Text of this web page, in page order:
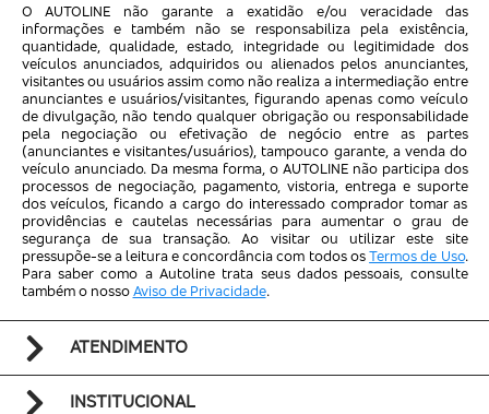
O AUTOLINE não garante a exatidão e/ou veracidade das
informações e também não se responsabiliza pela existência,
quantidade, qualidade, estado, integridade ou legitimidade dos
veículos anunciados, adquiridos ou alienados pelos anunciantes,
visitantes ou usuários assim como não realiza a intermediação entre
anunciantes e usuários/visitantes, figurando apenas como veículo
de divulgação, não tendo qualquer obrigação ou responsabilidade
pela negociação ou efetivação de negócio entre as partes
(anunciantes e visitantes/usuários), tampouco garante, a venda do
veículo anunciado. Da mesma forma, o AUTOLINE não participa dos
processos de negociação, pagamento, vistoria, entrega e suporte
dos veículos, ficando a cargo do interessado comprador tomar as
providências e cautelas necessárias para aumentar o grau de
segurança de sua transação. Ao visitar ou utilizar este site
pressupõe-se a leitura e concordância com todos osTermos de Uso.
Para saber como a Autoline trata seus dados pessoais, consulte
também o nossoAviso de Privacidade.
ATENDIMENTO
INSTITUCIONAL